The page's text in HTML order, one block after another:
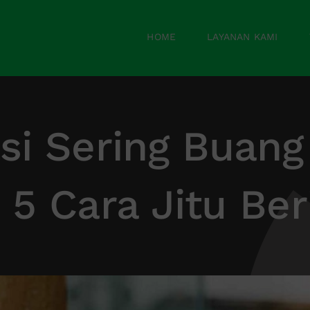
HOME LAYANAN KAMI
Sering
5 Cara Jitu